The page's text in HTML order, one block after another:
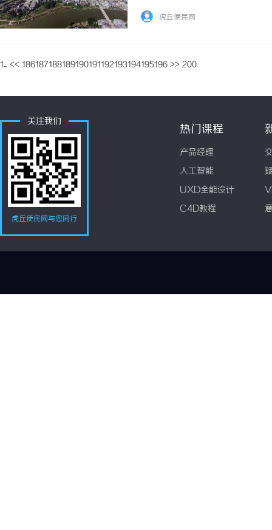
虎丘便民网
1... << 186187188189190191192193194195196 >> 200
关注我们
虎丘便民网与您同行
热门课程
产品经理
人工智能
UXD全能设计
C4D教程